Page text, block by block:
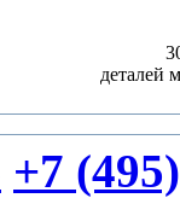
деталей
+7